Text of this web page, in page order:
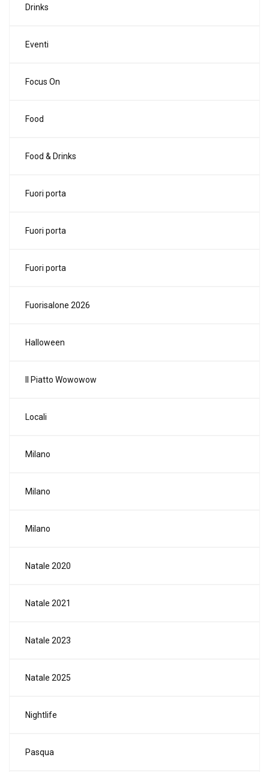
Drinks
Eventi
Focus On
Food
Food & Drinks
Fuori porta
Fuori porta
Fuori porta
Fuorisalone 2026
Halloween
Il Piatto Wowowow
Locali
Milano
Milano
Milano
Natale 2020
Natale 2021
Natale 2023
Natale 2025
Nightlife
Pasqua